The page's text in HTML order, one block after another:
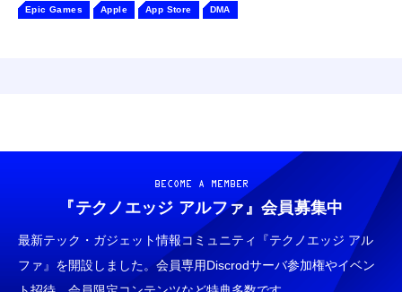
Epic Games Apple App Store DMA
BECOME A MEMBER
『テクノエッジ アルファ』 会員募集中
最新テック・ガジェット情報コミュニティ『テクノエッジ アル
ファ』を開設しました。会員専用Discrodサーバ参加権やイベン